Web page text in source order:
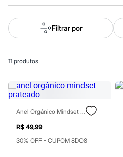
Novidades
Roupas
Blusas e Camisetas
Básicos
Jeans
Saias
Shorts e Bermudas
Vestidos
Acessórios
Bolsas
Bonés e Chapéus
Cintos
Filtrar por
11 produtos
Anel Orgânico Mindset Prateado
R$ 49,99
30% OFF - CUPOM 8DO8